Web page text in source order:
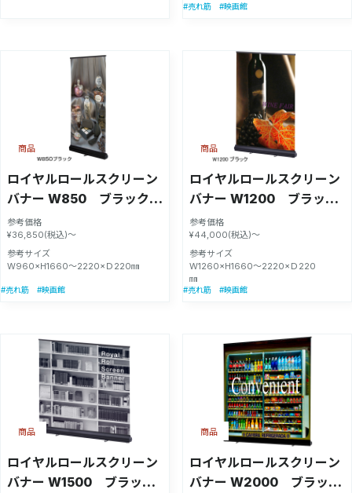
#売れ筋 #映画館
ロイヤルロールスクリーン
バナー W850 ブラック
【55337-1B】
参考価格
¥36,850(税込)～
参考サイズ
W960×H1660〜2220×Ｄ220㎜
商品
#売れ筋 #映画館
ロイヤルロールスクリーン
バナー W1200 ブラック
【55337-2B】
参考価格
¥44,000(税込)～
参考サイズ
W1260×H1660〜2220×Ｄ220
㎜
商品
#売れ筋 #映画館
ロイヤルロールスクリーン
バナー W1500 ブラック
商品
ロイヤルロールスクリーン
バナー W2000 ブラック
商品